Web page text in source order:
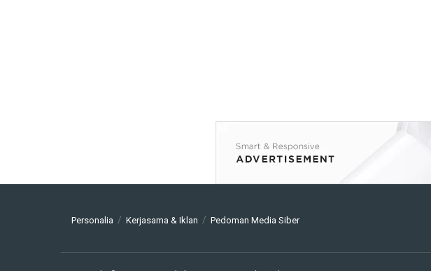
Personalia Kerjasama & Iklan Pedoman Media Siber